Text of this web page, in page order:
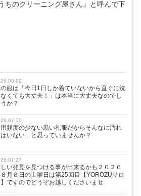
ちのクリーニング屋さん』と呼んで下
服は「今日1日しか着ていないから直ぐに洗
くても大丈夫！」は本当に大丈夫なのでし
か？
頻度の少ない黒い礼服だからそんなに汚れ
いない…と思っていませんか？
い発見を見つける事が出来るかも２０２６
月８日の土曜日は第25回目【YOROZUサロ
ですのでどうぞお越しくださいませ